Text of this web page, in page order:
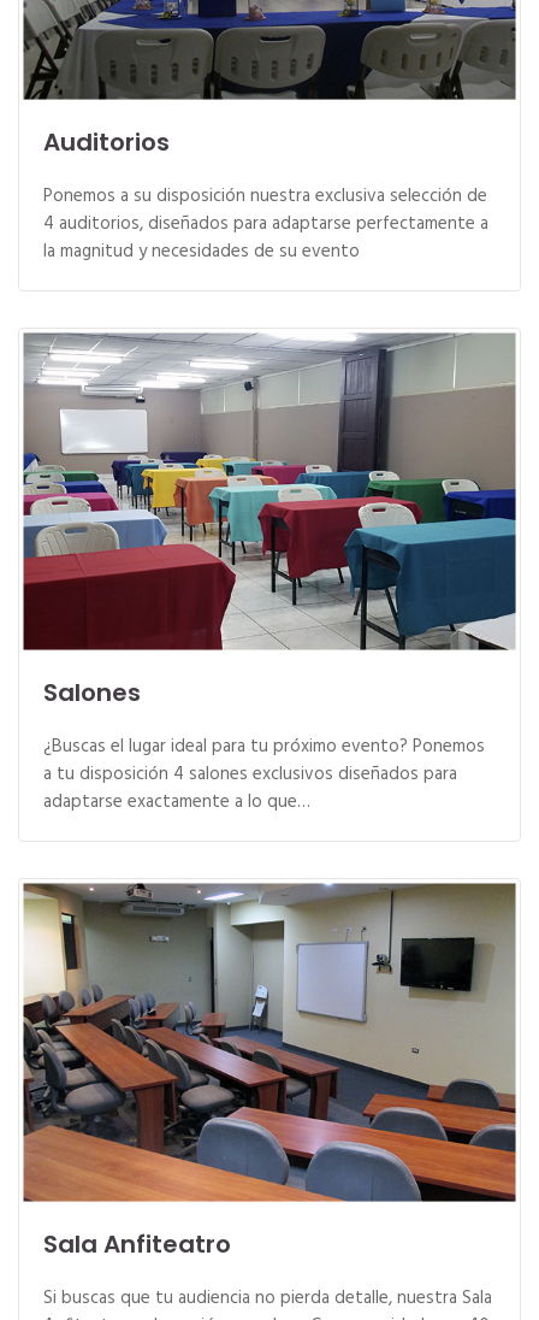
Auditorios
Ponemos a su disposición nuestra exclusiva selección de
4 auditorios, diseñados para adaptarse perfectamente a
la magnitud y necesidades de su evento
Salones
¿Buscas el lugar ideal para tu próximo evento? Ponemos
a tu disposición 4 salones exclusivos diseñados para
adaptarse exactamente a lo que…
Sala Anfiteatro
Si buscas que tu audiencia no pierda detalle, nuestra Sala